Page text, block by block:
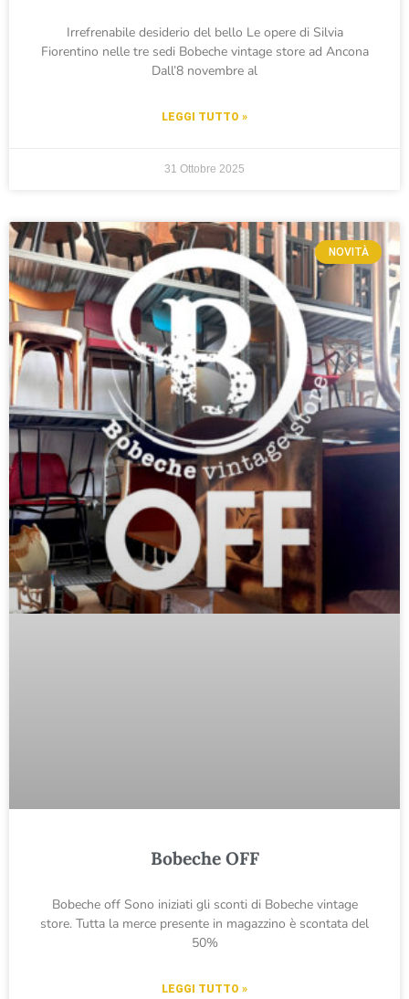
Irrefrenabile desiderio del bello Le opere di Silvia
Fiorentino nelle tre sedi Bobeche vintage store ad Ancona
Dall’8 novembre al
LEGGI TUTTO »
31 Ottobre 2025
NOVITÀ
Bobeche OFF
Bobeche off Sono iniziati gli sconti di Bobeche vintage
store. Tutta la merce presente in magazzino è scontata del
50%
LEGGI TUTTO »